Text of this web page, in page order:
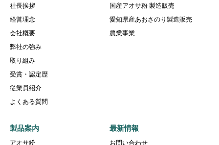
社長挨拶
経営理念
会社概要
弊社の強み
取り組み
受賞・認定歴
従業員紹介
よくある質問
国産アオサ粉 製造販売
愛知県産あおさのり製造販売
農業事業
製品案内
アオサ粉
最新情報
お問い合わせ